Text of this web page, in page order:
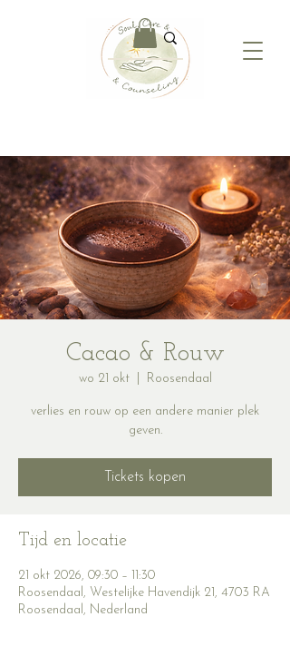
Cacao & Rouw
wo 21 okt
  |
Roosendaal
verlies en rouw op een andere manier plek
geven.
Tickets kopen
Tijd en locatie
21 okt 2026, 09:30 – 11:30
Roosendaal, Westelijke Havendijk 21, 4703 RA
Roosendaal, Nederland